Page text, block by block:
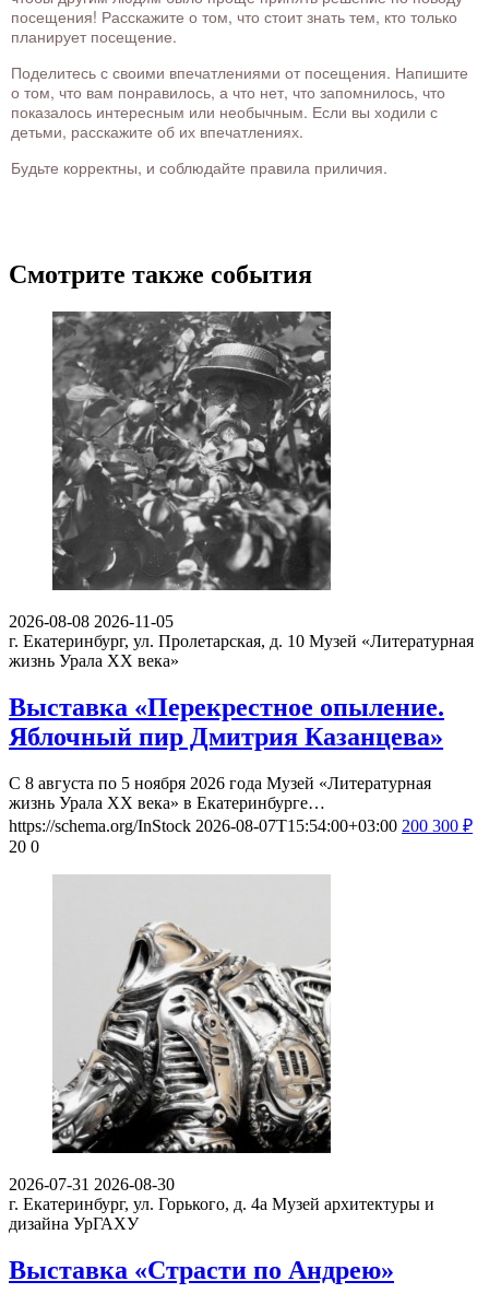
посещения! Расскажите о том, что стоит знать тем, кто только
планирует посещение.
Поделитесь с своими впечатлениями от посещения. Напишите
о том, что вам понравилось, а что нет, что запомнилось, что
показалось интересным или необычным. Если вы ходили с
детьми, расскажите об их впечатлениях.
Будьте корректны, и соблюдайте правила приличия.
Смотрите также события
2026-08-08 2026-11-05
г. Екатеринбург, ул. Пролетарская, д. 10 Музей «Литературная
жизнь Урала ХХ века»
Выставка «Перекрестное опыление.
Яблочный пир Дмитрия Казанцева»
С 8 августа по 5 ноября 2026 года Музей «Литературная
жизнь Урала ХХ века» в Екатеринбурге…
https://schema.org/InStock 2026-08-07T15:54:00+03:00 200 300 ₽
20 0
2026-07-31 2026-08-30
г. Екатеринбург, ул. Горького, д. 4а Музей архитектуры и
дизайна УрГАХУ
Выставка «Страсти по Андрею»